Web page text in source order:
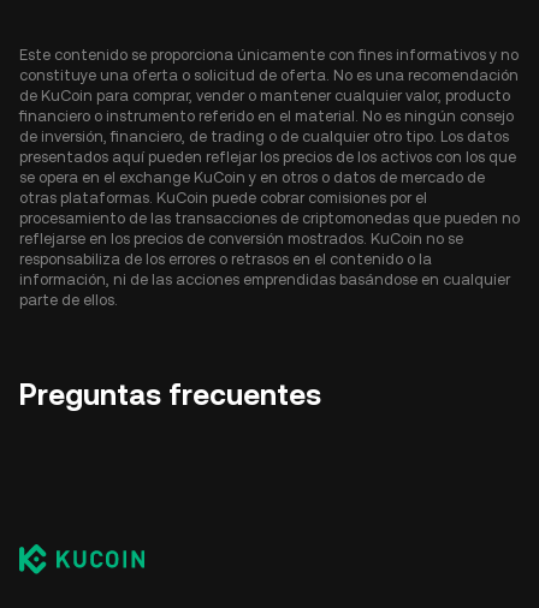
Este contenido se proporciona únicamente con fines informativos y no
constituye una oferta o solicitud de oferta. No es una recomendación
de KuCoin para comprar, vender o mantener cualquier valor, producto
financiero o instrumento referido en el material. No es ningún consejo
de inversión, financiero, de trading o de cualquier otro tipo. Los datos
presentados aquí pueden reflejar los precios de los activos con los que
se opera en el exchange KuCoin y en otros o datos de mercado de
otras plataformas. KuCoin puede cobrar comisiones por el
procesamiento de las transacciones de criptomonedas que pueden no
reflejarse en los precios de conversión mostrados. KuCoin no se
responsabiliza de los errores o retrasos en el contenido o la
información, ni de las acciones emprendidas basándose en cualquier
parte de ellos.
Preguntas frecuentes